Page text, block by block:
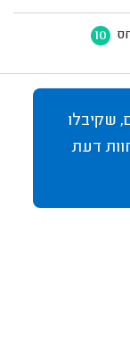
10
שקיבלו
דעת